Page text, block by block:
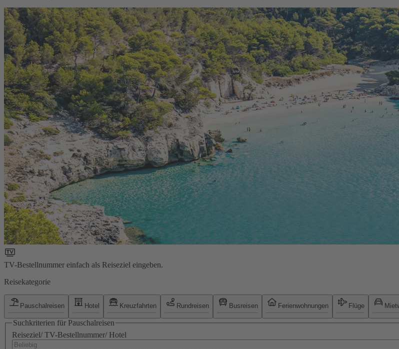
TV-Bestellnummer einfach als Reiseziel eingeben.
Reisekategorie
Pauschalreisen Hotel Kreuzfahrten Rundreisen Busreisen Ferienwohnungen Flüge
Suchkriterien für Pauschalreisen
Reiseziel/ TV-Bestellnummer/ Hotel